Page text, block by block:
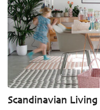
Scandinavian Living